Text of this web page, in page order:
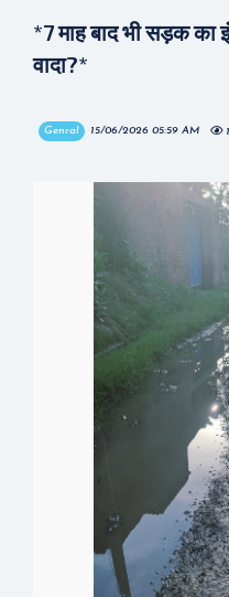
*7 माह बाद भी सड़क का
वादा?*
Genral 15/06/2026 05:59 AM